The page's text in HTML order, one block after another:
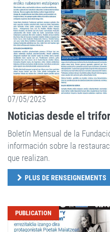
07/05/2025
Noticias desde el
Boletín Mensual de la
información sobre la
que realizan.
PLUS DE RENSEIGNEMENTS
PUBLICATION